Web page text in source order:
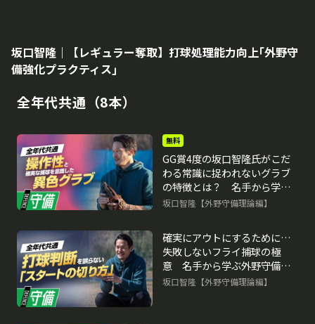
坂口智隆｜【レギュラー奪取】打球処理能力向上｢外野守
備強化プラクティス｣
全年代共通（8本）
無料
GG賞4度の坂口智隆氏がこだ
わる常識に捉われないグラブ
の特徴とは？ 名手から学ぶ
外野守備上達法
坂口智隆【外野守備理論編】
確実にアウトにするために…
失敗しないフライ捕球の極
意 名手から学ぶ外野守備上
達法
坂口智隆【外野守備理論編】